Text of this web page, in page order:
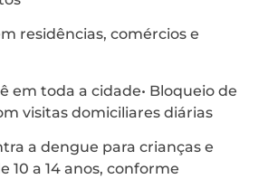
residências, comércios e
em toda a cidade• Bloqueio de
visitas domiciliares diárias
a dengue para crianças e
10 a 14 anos, conforme